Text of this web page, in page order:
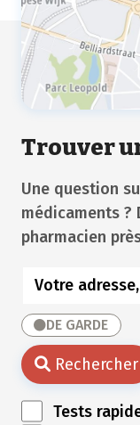
Trouver
Une question
médicaments ?
pharmacien
DE GARDE
Rechercher
Tests